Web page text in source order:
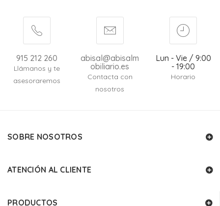
915 212 260
Llámanos y te
asesoraremos
abisal@abisalm
obiliario.es
Contacta con
nosotros
Lun - Vie / 9:00
- 19:00
Horario
SOBRE NOSOTROS
ATENCIÓN AL CLIENTE
PRODUCTOS